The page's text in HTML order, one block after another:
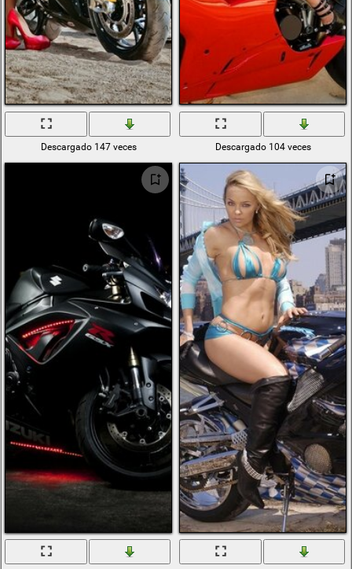
Descargado 147 veces Descargado 104 veces